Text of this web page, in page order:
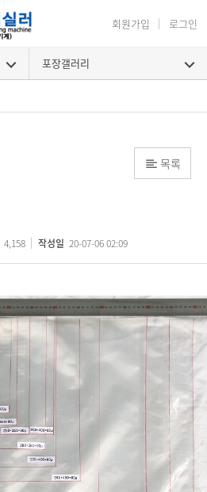
회원가입 로그인
포장갤러리
목록
4,158 작성일 20-07-06 02:09